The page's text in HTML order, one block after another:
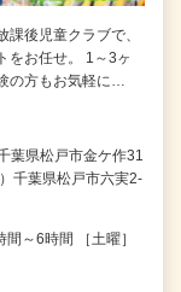
後児童クラブで、
をお任せ。 1～3ヶ
の方もお気軽に…
葉県松戸市金ケ作31
葉県松戸市六実2-
～6時間 ［土曜］